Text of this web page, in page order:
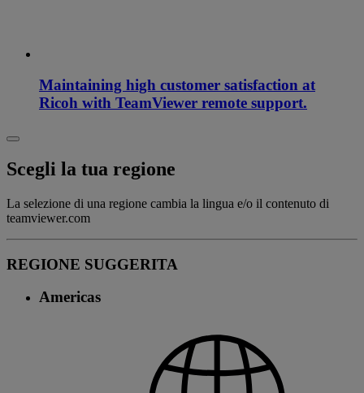
Maintaining high customer satisfaction at
Ricoh with TeamViewer remote support.
Scegli la tua regione
La selezione di una regione cambia la lingua e/o il contenuto di
teamviewer.com
REGIONE SUGGERITA
Americas